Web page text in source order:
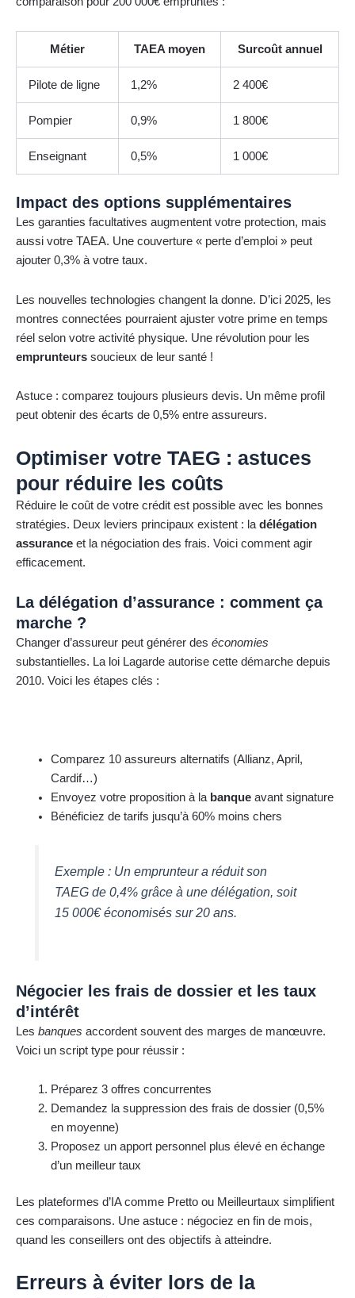
Métier TAEA moyen Surcoût annuel
Pilote de ligne 1,2% 2 400€
Pompier 0,9% 1 800€
Enseignant 0,5% 1 000€
Impact des options supplémentaires
Les garanties facultatives augmentent votre protection, mais
aussi votre TAEA. Une couverture « perte d’emploi » peut
ajouter 0,3% à votre taux.
Les nouvelles technologies changent la donne. D’ici 2025, les
montres connectées pourraient ajuster votre prime en temps
réel selon votre activité physique. Une révolution pour les
emprunteurs soucieux de leur santé !
Astuce : comparez toujours plusieurs devis. Un même profil
peut obtenir des écarts de 0,5% entre assureurs.
Optimiser votre TAEG : astuces
pour réduire les coûts
Réduire le coût de votre crédit est possible avec les bonnes
stratégies. Deux leviers principaux existent : la délégation
assurance et la négociation des frais. Voici comment agir
efficacement.
La délégation d’assurance : comment ça
marche ?
Changer d’assureur peut générer des économies
substantielles. La loi Lagarde autorise cette démarche depuis
2010. Voici les étapes clés :
Comparez 10 assureurs alternatifs (Allianz, April,
Cardif…)
Envoyez votre proposition à la banqueavant signature
Bénéficiez de tarifs jusqu’à 60% moins chers
Exemple : Un emprunteur a réduit son
TAEG de 0,4% grâce à une délégation, soit
15 000€ économisés sur 20 ans.
Négocier les frais de dossier et les taux
d’intérêt
Les banques accordent souvent des marges de manœuvre.
Voici un script type pour réussir :
Préparez 3 offres concurrentes
Demandez la suppression des frais de dossier (0,5%
en moyenne)
Proposez un apport personnel plus élevé en échange
d’un meilleur taux
Les plateformes d’IA comme Pretto ou Meilleurtaux simplifient
ces comparaisons. Une astuce : négociez en fin de mois,
quand les conseillers ont des objectifs à atteindre.
Erreurs à éviter lors de la